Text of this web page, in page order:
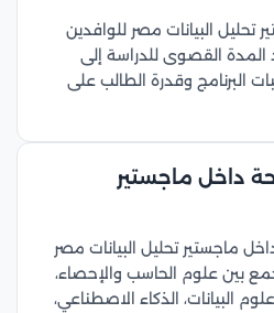
البيانات مصر للوافدين
المدة القصوى للدراسة إلى
البرنامج وقدرة الطالب على
داخل ماجستير
ماجستير تحليل البيانات مصر
بين علوم الحاسب والإحصاء،
البيانات، الذكاء الاصطناعي،